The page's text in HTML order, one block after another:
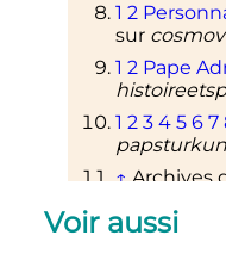
1 2
sur
1 2 Pape
1 2 3 4 5 6 7
↑Archives
Voir aussi